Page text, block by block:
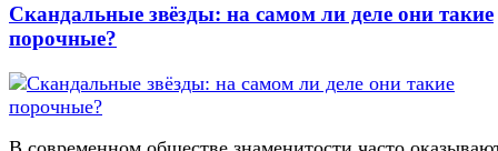
Скандальные звёзды: на самом ли деле они такие
порочные?